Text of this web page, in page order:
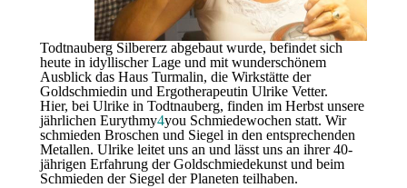
Todtnauberg Silbererz abgebaut wurde, befindet sich
heute in idyllischer Lage und mit wunderschönem
Ausblick das Haus Turmalin, die Wirkstätte der
Goldschmiedin und Ergotherapeutin Ulrike Vetter.
Hier, bei Ulrike in Todtnauberg, finden im Herbst unsere
jährlichen Eurythmy4you Schmiedewochen statt. Wir
schmieden Broschen und Siegel in den entsprechenden
Metallen. Ulrike leitet uns an und lässt uns an ihrer 40-
jährigen Erfahrung der Goldschmiedekunst und beim
Schmieden der Siegel der Planeten teilhaben.